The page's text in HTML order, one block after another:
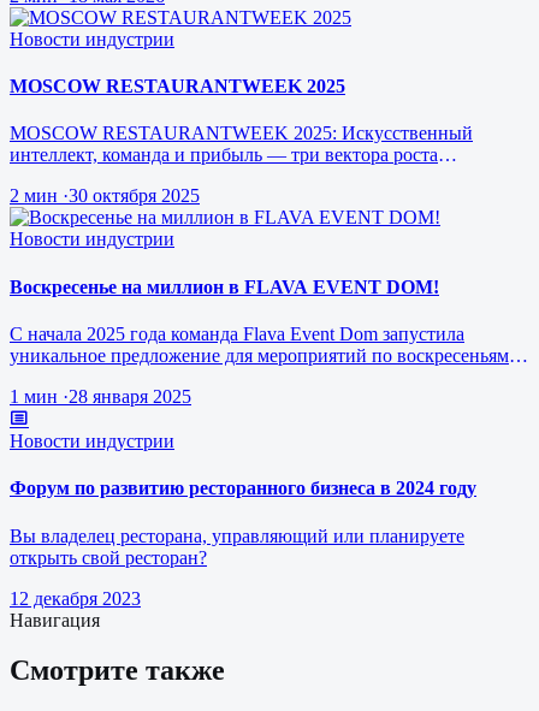
Новости индустрии
MOSCOW RESTAURANTWEEK 2025
MOSCOW RESTAURANTWEEK 2025: Искусственный
интеллект, команда и прибыль — три вектора роста
2 мин ·30 октября 2025
Новости индустрии
Воскресенье на миллион в FLAVA EVENT DOM!
С начала 2025 года команда Flava Event Dom запустила
уникальное предложение для мероприятий по воскресеньям за
1 мин ·28 января 2025
Новости индустрии
Форум по развитию ресторанного бизнеса в 2024 году
Вы владелец ресторана, управляющий или планируете
открыть свой ресторан?
12 декабря 2023
Навигация
Смотрите также